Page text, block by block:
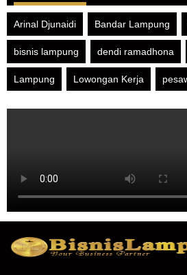
Arinal Djunaidi Bandar Lampung
bisnis lampung dendi ramadhona
Lampung Lowongan Kerja